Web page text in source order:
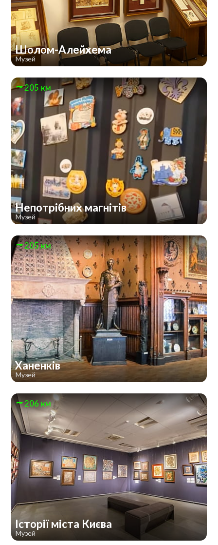
Шолом-Алейхема
Музей
205 км
Непотрібних магнітів
Музей
205 км
Ханенків
Музей
206 км
Історії міста Києва
Музей